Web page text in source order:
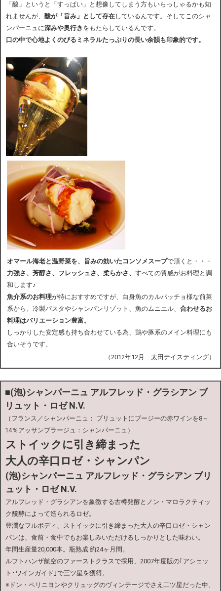
「酸」というと「すっぱい」と想像してしまう方もいらっしゃるかも知
れませんが、 酸が「旨み」として存在しているんです。そ してこのシャ
ンパーニュに深みや奥行き をもたらしているんです。
口の中で心地よくのびるミネラルたっぷりの長い余韻も印象的です。
オマール海老と温野菜を、旨みの効いたコンソメスープで頂くと・・・
力強さ、芳醇さ、フレッシュさ、柔らかさ、 すべての質感がお料理と調
和します♪
魚介系のお料理が特におすすめですが、白身魚のカルパッチョ様な前菜
系から、冷製パスタやシャンパンリゾット、魚のムニエル、 合わせるお
料理はバリエーション豊富。
しっかりした安定感も持ち合わせている為、鶏や豚系のメイン料理にも
合いそうです。
（2012年12月 太田テイスティング）
■(泡)シャンパーニュ アルフレッド・グラシアン ブ
リュット・ロゼ N.V.
（フランス／シャンパーニュ： ブリュットにブージーの赤ワインを8～
14％アッサンブラージュ：シャンパーニュ）
ストイックに引き締まった
大人の辛口ロゼ・シャンパン
(泡)シャンパーニュ アルフレッド・グラシアン ブリ
ュット・ロゼ N.V.
アルフレッド・グラシアンを象徴する古樽発酵とノン・マロラクティッ
ク醗酵によって造られるロゼ。
豊潤なフルボディ、ストイックに引き締まった大人の辛口ロゼ・シャン
パンは、食前・食中でもお楽しみいただけるしっかりとした味わい。
年間生産量20,000本。瓶熟成 約24ヶ月間。
ルフトハンザ航空のファーストクラスで採用、2007年度版の｢アシェッ
ト･ワインガイド｣で三ツ星を獲得。
※ドン・ペリニヨンやクリュッグのヴィンテージでさえ二ツ星だった中、